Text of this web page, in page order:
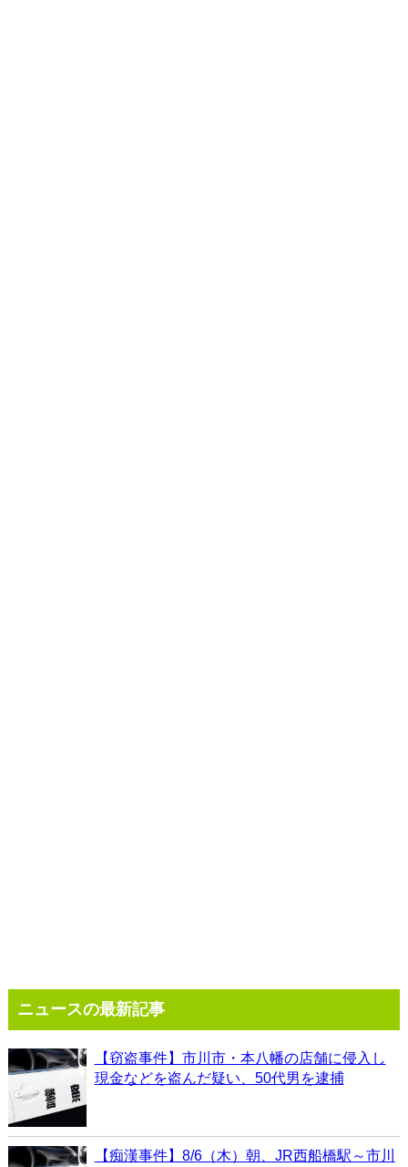
ニュースの最新記事
【窃盗事件】市川市・本八幡の店舗に侵入し
現金などを盗んだ疑い、50代男を逮捕
【痴漢事件】8/6（木）朝、JR西船橋駅～市川